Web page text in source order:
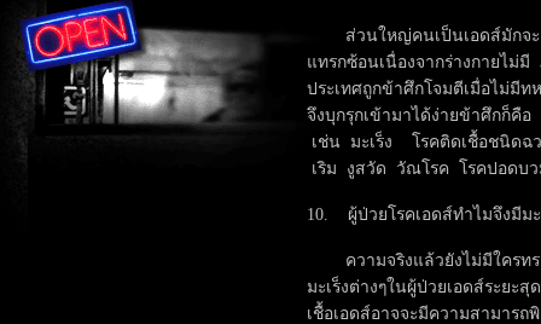
ส่วนใหญ่คนเป็นเอดส์มักจะเ
แทรกซ้อนเนื่องจากร่างกายไม่
ประเทศถูกข้าศึกโจมตีเมื่อไม่มี
จึงบุกรุกเข้ามาได้ง่ายข้าศึกก็คือ
เช่น มะเร็ง โรคติดเชื้อชนิดฉว
เริม งูสวัด วัณโรค โรคปอด
10. ผู้ป่วยโรคเอดส์ทำไมจึงมีมะ
ความจริงแล้วยังไม่มีใครทรา
มะเร็งต่างๆในผู้ป่วยเอดส์ระยะ
เชื้อเอดส์อาจจะมีความสามารถ